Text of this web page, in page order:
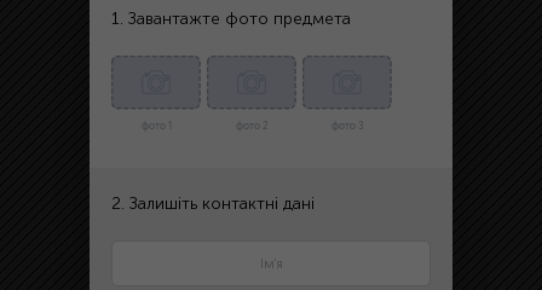
1. Завантажте фото предмета
фото 1 фото 2 фото 3
2. Залишіть контактні дані